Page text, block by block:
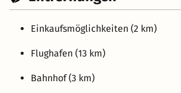
Einkaufsmöglichkeiten (2 km)
Flughafen (13 km)
Bahnhof (3 km)